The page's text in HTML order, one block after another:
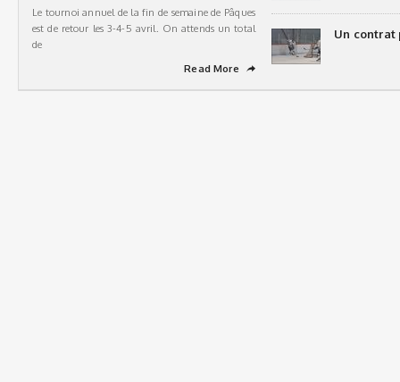
Le tournoi annuel de la fin de semaine de Pâques
est de retour les 3-4-5 avril. On attends un total
de
Read More
➦
Un contrat